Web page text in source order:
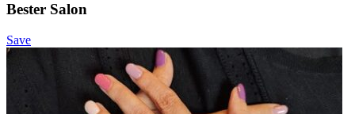
Bester Salon
Save